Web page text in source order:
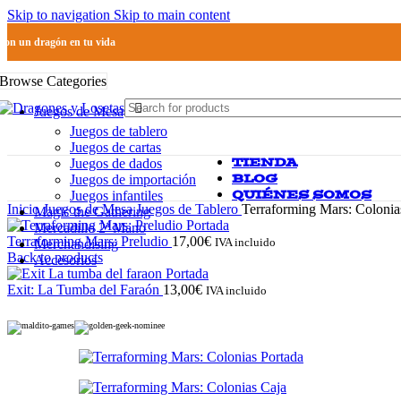
Skip to navigation Skip to main content
un dragón en tu vida
Browse Categories
Juegos de Mesa
Juegos de tablero
Juegos de cartas
Juegos de dados
Juegos de importación
Juegos infantiles
Magic the Gathering
Mercadillo 2ª Mano
Merchandising
Accesorios
TIENDA
BLOG
QUIÉNES SOMOS
InicioJuegos de MesaJuegos de Tablero Terraforming Mars:
Terraforming Mars: Preludio 17,00€ IVA incluido
Back to products
Exit: La Tumba del Faraón 13,00€ IVA incluido